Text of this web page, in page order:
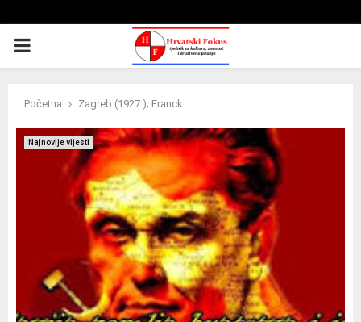
PRIMARY
Početna Zagreb (1927.); Franck
Najnovije vijesti